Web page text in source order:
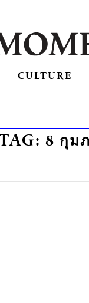
CULTURE
8 กุม